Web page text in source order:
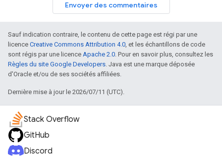
Envoyer des commentaires
Sauf indication contraire, le contenu de cette page est régi par une
licence Creative Commons Attribution 4.0, et les échantillons de code
sont régis par une licence Apache 2.0. Pour en savoir plus, consultez les
Règles du site Google Developers. Java est une marque déposée
d'Oracle et/ou de ses sociétés affiliées.
Dernière mise à jour le 2026/07/11 (UTC).
Stack Overflow
GitHub
Discord